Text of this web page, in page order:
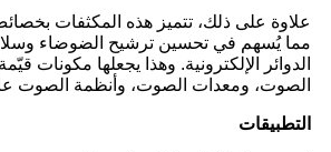
علاوة على ذلك، تتميز هذه المكثفات
مما يُسهم في تحسين ترشيح الضوضاء
الدوائر الإلكترونية. وهذا يجعلها مكونات
الصوت، ومعدات الصوت، وأنظمة الصوت
التطبيقات